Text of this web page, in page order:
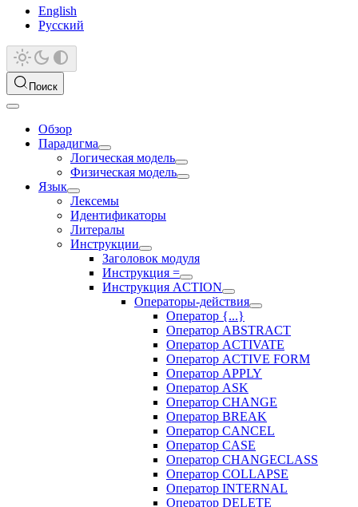
English
Русский
Поиск
Обзор
Парадигма
Логическая модель
Физическая модель
Язык
Лексемы
Идентификаторы
Литералы
Инструкции
Заголовок модуля
Инструкция =
Инструкция ACTION
Операторы-действия
Оператор {...}
Оператор ABSTRACT
Оператор ACTIVATE
Оператор ACTIVE FORM
Оператор APPLY
Оператор ASK
Оператор CHANGE
Оператор BREAK
Оператор CANCEL
Оператор CASE
Оператор CHANGECLASS
Оператор COLLAPSE
Оператор INTERNAL
Оператор DELETE